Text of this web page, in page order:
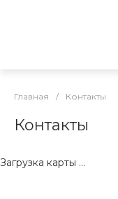
Главная / Контакты
Контакты
Загрузка карты ...